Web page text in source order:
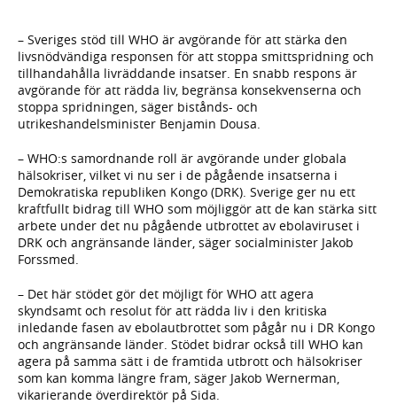
– Sveriges stöd till WHO är avgörande för att stärka den
livsnödvändiga responsen för att stoppa smittspridning och
tillhandahålla livräddande insatser. En snabb respons är
avgörande för att rädda liv, begränsa konsekvenserna och
stoppa spridningen, säger bistånds- och
utrikeshandelsminister Benjamin Dousa.
– WHO:s samordnande roll är avgörande under globala
hälsokriser, vilket vi nu ser i de pågående insatserna i
Demokratiska republiken Kongo (DRK). Sverige ger nu ett
kraftfullt bidrag till WHO som möjliggör att de kan stärka sitt
arbete under det nu pågående utbrottet av ebolaviruset i
DRK och angränsande länder, säger socialminister Jakob
Forssmed.
– Det här stödet gör det möjligt för WHO att agera
skyndsamt och resolut för att rädda liv i den kritiska
inledande fasen av ebolautbrottet som pågår nu i DR Kongo
och angränsande länder. Stödet bidrar också till WHO kan
agera på samma sätt i de framtida utbrott och hälsokriser
som kan komma längre fram, säger Jakob Wernerman,
vikarierande överdirektör på Sida.